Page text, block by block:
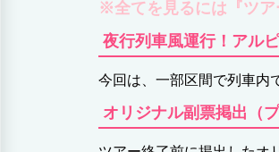
※全てを見るには『ツア
夜行列車風運行！アル
今回は、一部区間で列車内
オリジナル副票掲出（